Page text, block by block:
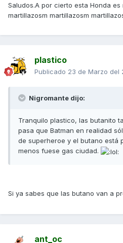
Saludos.A por cierto esta Honda
martillazosm martillazosm
plastico
Publicado 23 de Marzo del
Nigromante dijo:
Tranquilo plastico, las butanito
pasa que Batman en realidad
de superheroe y el butano está
menos fuese gas ciudad.
Si ya sabes que las butano van a
ant_oc